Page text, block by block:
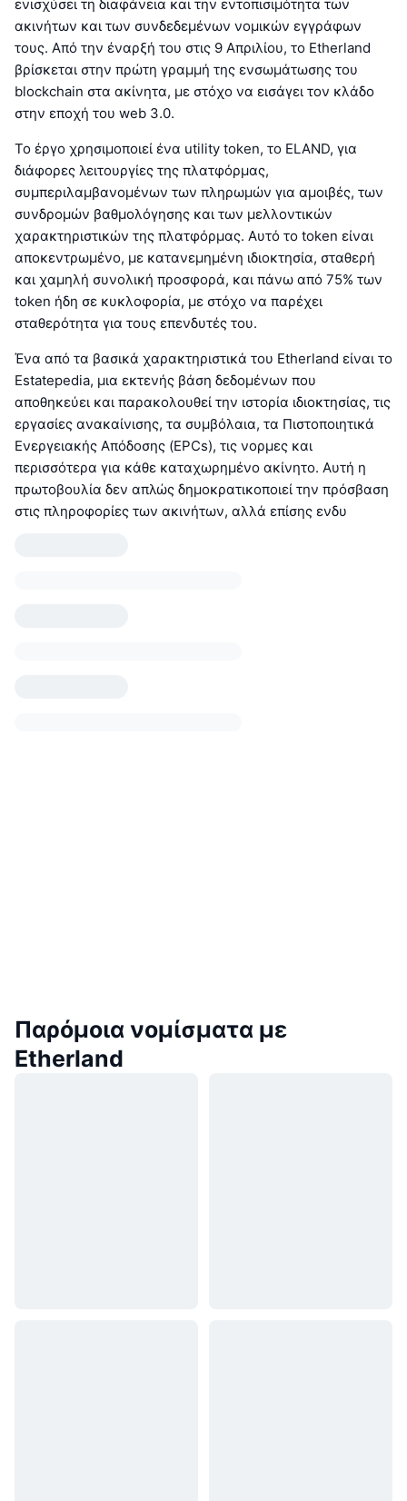
ενισχύσει τη διαφάνεια και την εντοπισιμότητα των
ακινήτων και των συνδεδεμένων νομικών εγγράφων
τους. Από την έναρξή του στις 9 Απριλίου, το Etherland
βρίσκεται στην πρώτη γραμμή της ενσωμάτωσης του
blockchain στα ακίνητα, με στόχο να εισάγει τον κλάδο
στην εποχή του web 3.0.
Το έργο χρησιμοποιεί ένα utility token, το ELAND, για
διάφορες λειτουργίες της πλατφόρμας,
συμπεριλαμβανομένων των πληρωμών για αμοιβές, των
συνδρομών βαθμολόγησης και των μελλοντικών
χαρακτηριστικών της πλατφόρμας. Αυτό το token είναι
αποκεντρωμένο, με κατανεμημένη ιδιοκτησία, σταθερή
και χαμηλή συνολική προσφορά, και πάνω από 75% των
token ήδη σε κυκλοφορία, με στόχο να παρέχει
σταθερότητα για τους επενδυτές του.
Ένα από τα βασικά χαρακτηριστικά του Etherland είναι το
Estatepedia, μια εκτενής βάση δεδομένων που
αποθηκεύει και παρακολουθεί την ιστορία ιδιοκτησίας, τις
εργασίες ανακαίνισης, τα συμβόλαια, τα Πιστοποιητικά
Ενεργειακής Απόδοσης (EPCs), τις νορμες και
περισσότερα για κάθε καταχωρημένο ακίνητο. Αυτή η
πρωτοβουλία δεν απλώς δημοκρατικοποιεί την πρόσβαση
στις πληροφορίες των ακινήτων, αλλά επίσης ενδυ
Παρόμοια νομίσματα με
Etherland